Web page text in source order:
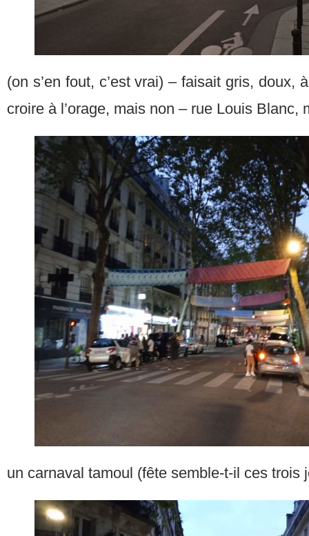
(on s’en fout, c’est vrai) – faisait gris, doux,
croire à l’orage, mais non – rue Louis Blanc,
un carnaval tamoul (fête semble-t-il ces trois